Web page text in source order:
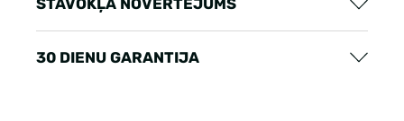
STĀVOKĻA NOVĒRTĒJUMS
30 DIENU GARANTIJA